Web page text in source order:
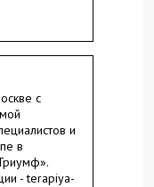
с
и
в
-terapiya-